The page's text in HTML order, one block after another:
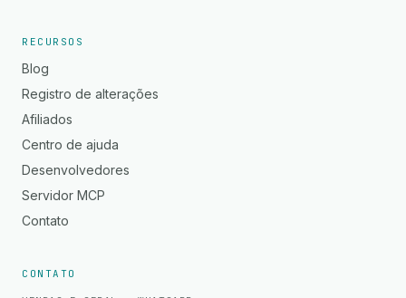
RECURSOS
Blog
Registro de alterações
Afiliados
Centro de ajuda
Desenvolvedores
Servidor MCP
Contato
CONTATO